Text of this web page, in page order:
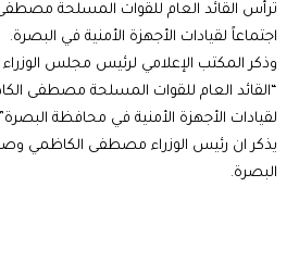
ترأس القائد العام للقوات المسلحة
اجتماعاً لقيادات الأجهزة الأمنية في البصرة.
وذكر المكتب الإعلامي لرئيس مجلس الوزراء
“القائد العام للقوات المسلحة مصطفى
لقيادات الأجهزة الأمنية في محافظة
يذكر ان رئيس الوزراء مصطفى الكاظمي
البصرة.